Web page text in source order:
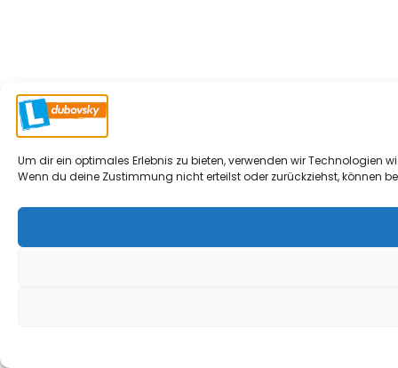
Um dir ein optimales Erlebnis zu bieten, verwenden wir
Wenn du deine Zustimmung nicht erteilst oder zurückziehst, können